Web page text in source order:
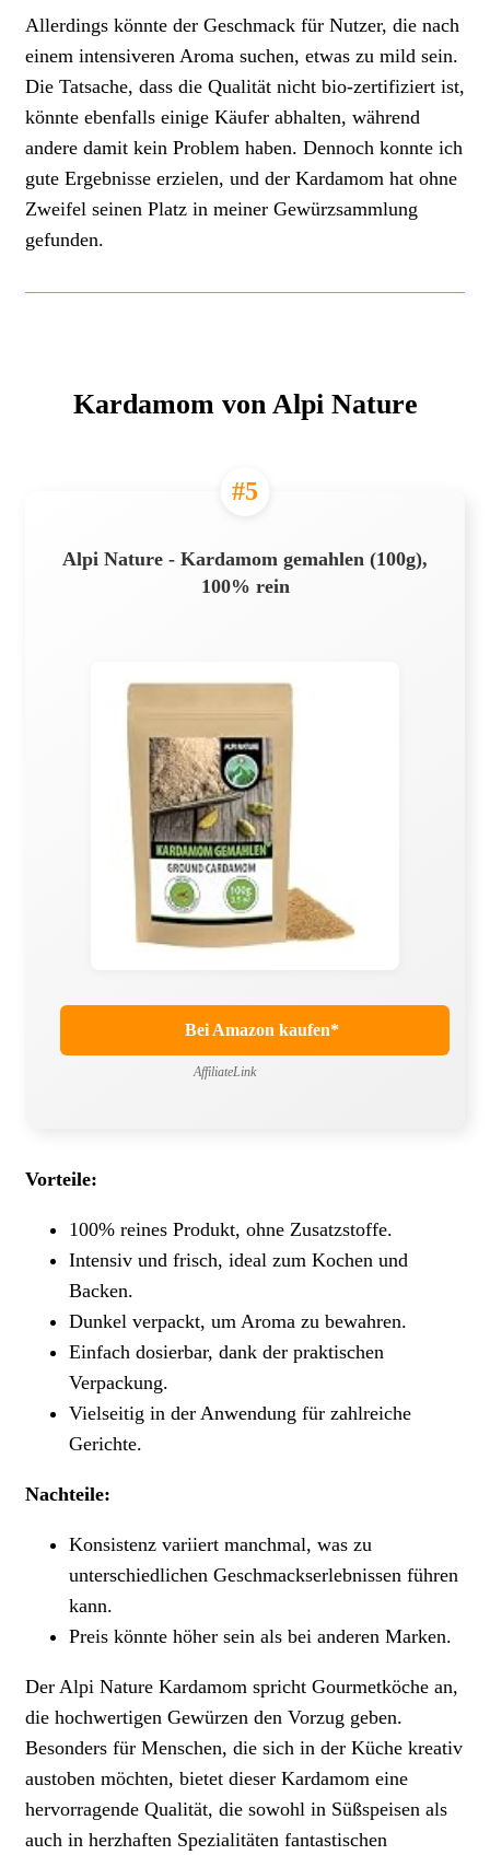
Allerdings könnte der Geschmack für Nutzer, die nach
einem intensiveren Aroma suchen, etwas zu mild sein.
Die Tatsache, dass die Qualität nicht bio-zertifiziert ist,
könnte ebenfalls einige Käufer abhalten, während
andere damit kein Problem haben. Dennoch konnte ich
gute Ergebnisse erzielen, und der Kardamom hat ohne
Zweifel seinen Platz in meiner Gewürzsammlung
gefunden.
Kardamom von Alpi Nature
#5
Alpi Nature - Kardamom gemahlen (100g),
100% rein
Bei Amazon kaufen*
AffiliateLink
Vorteile:
100% reines Produkt, ohne Zusatzstoffe.
Intensiv und frisch, ideal zum Kochen und
Backen.
Dunkel verpackt, um Aroma zu bewahren.
Einfach dosierbar, dank der praktischen
Verpackung.
Vielseitig in der Anwendung für zahlreiche
Gerichte.
Nachteile:
Konsistenz variiert manchmal, was zu
unterschiedlichen Geschmackserlebnissen führen
kann.
Preis könnte höher sein als bei anderen Marken.
Der Alpi Nature Kardamom spricht Gourmetköche an,
die hochwertigen Gewürzen den Vorzug geben.
Besonders für Menschen, die sich in der Küche kreativ
austoben möchten, bietet dieser Kardamom eine
hervorragende Qualität, die sowohl in Süßspeisen als
auch in herzhaften Spezialitäten fantastischen